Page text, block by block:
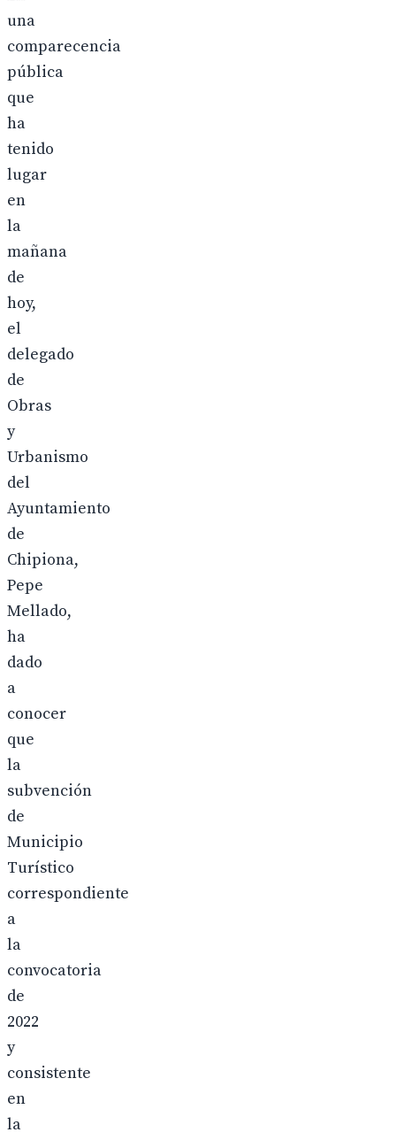
una
comparecencia
pública
que
ha
tenido
lugar
en
la
mañana
de
hoy,
el
delegado
de
Obras
y
Urbanismo
del
Ayuntamiento
de
Chipiona,
Pepe
Mellado,
ha
dado
a
conocer
que
la
subvención
de
Municipio
Turístico
correspondiente
a
la
convocatoria
de
2022
y
consistente
en
la